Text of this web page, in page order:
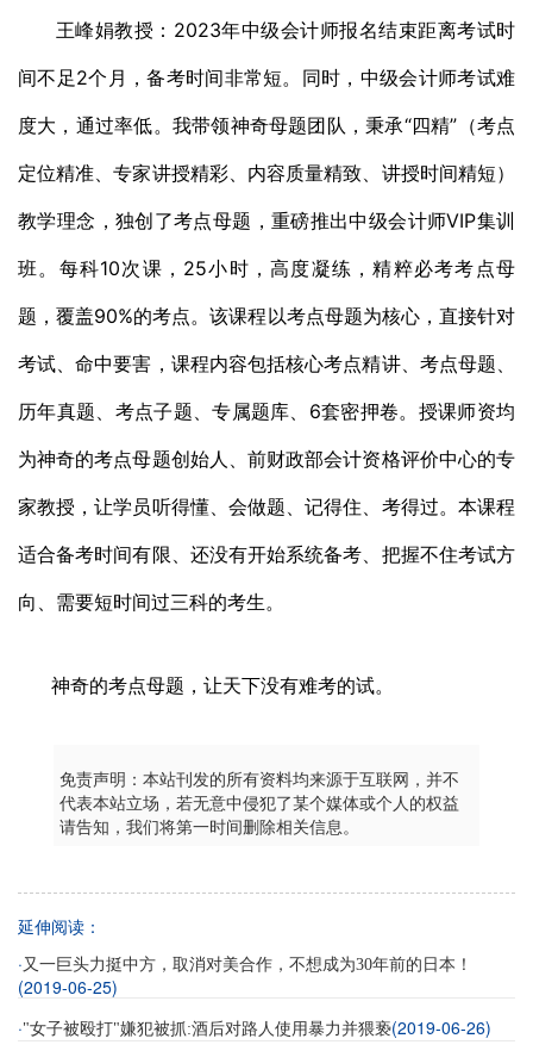
王峰娟教授：2023年中级会计师报名结束距离考试时
间不足2个月，备考时间非常短。同时，中级会计师考试难
度大，通过率低。我带领神奇母题团队，秉承“四精”（考点
定位精准、专家讲授精彩、内容质量精致、讲授时间精短）
教学理念，独创了考点母题，重磅推出中级会计师VIP集训
班。每科10次课，25小时，高度凝练，精粹必考考点母
题，覆盖90%的考点。该课程以考点母题为核心，直接针对
考试、命中要害，课程内容包括核心考点精讲、考点母题、
历年真题、考点子题、专属题库、6套密押卷。授课师资均
为神奇的考点母题创始人、前财政部会计资格评价中心的专
家教授，让学员听得懂、会做题、记得住、考得过。本课程
适合备考时间有限、还没有开始系统备考、把握不住考试方
向、需要短时间过三科的考生。
神奇的考点母题，让天下没有难考的试。
免责声明：本站刊发的所有资料均来源于互联网，并不
代表本站立场，若无意中侵犯了某个媒体或个人的权益
请告知，我们将第一时间删除相关信息。
延伸阅读：
· 又一巨头力挺中方，取消对美合作，不想成为30年前的日本！
(2019-06-25)
·"女子被殴打"嫌犯被抓:酒后对路人使用暴力并猥亵(2019-06-26)